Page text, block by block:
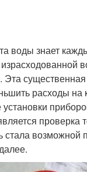
воды знает
расходы на
возможной